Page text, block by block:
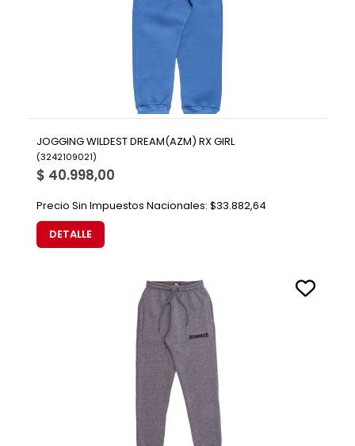
JOGGING WILDEST DREAM(AZM) RX GIRL
(3242109021)
$ 40.998,00
Precio Sin Impuestos Nacionales: $33.882,64
DETALLE